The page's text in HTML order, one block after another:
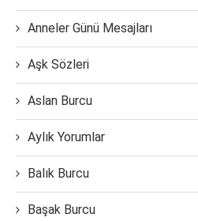
Anneler Günü Mesajları
Aşk Sözleri
Aslan Burcu
Aylık Yorumlar
Balık Burcu
Başak Burcu